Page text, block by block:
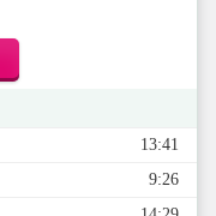
13:41
9:26